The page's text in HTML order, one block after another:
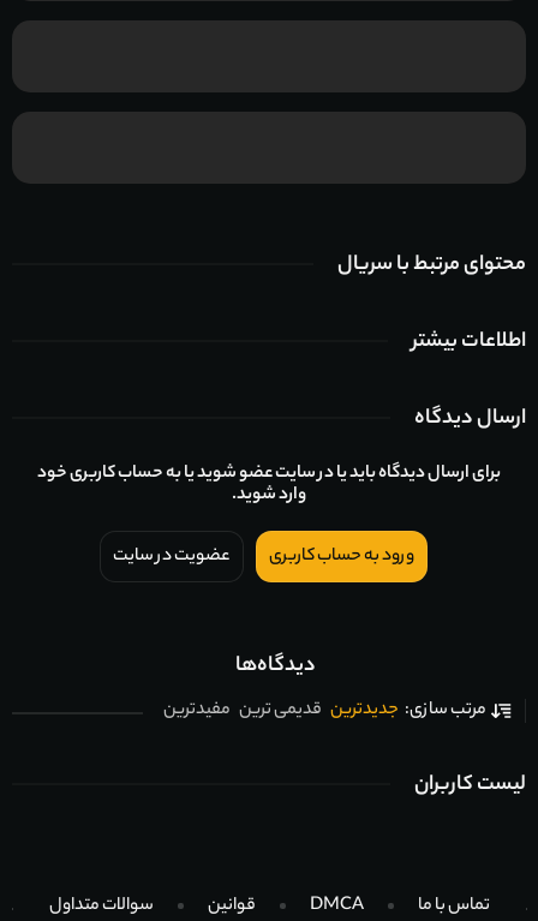
محتوای مرتبط با سریال
اطلاعات بیشتر
ارسال دیدگاه
برای ارسال دیدگاه باید یا در سایت عضو شوید یا به حساب کاربری خود
وارد شوید.
ورود به حساب کاربری عضویت در سایت
دیدگاه‌ها
مرتب سازی: جدیدترین قدیمی ترین مفیدترین
لیست کاربران
تماس با ما DMCA قوانین سوالات متداول